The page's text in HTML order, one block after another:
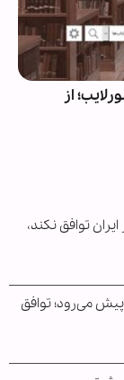
نورلایب؛ از
توافق نکند،
پیش می‌رود؛ توافق